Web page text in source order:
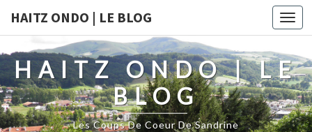
HAITZ ONDO | LE BLOG
HAITZ ONDO | LE
BLOG
Les Coups De Coeur De Sandrine